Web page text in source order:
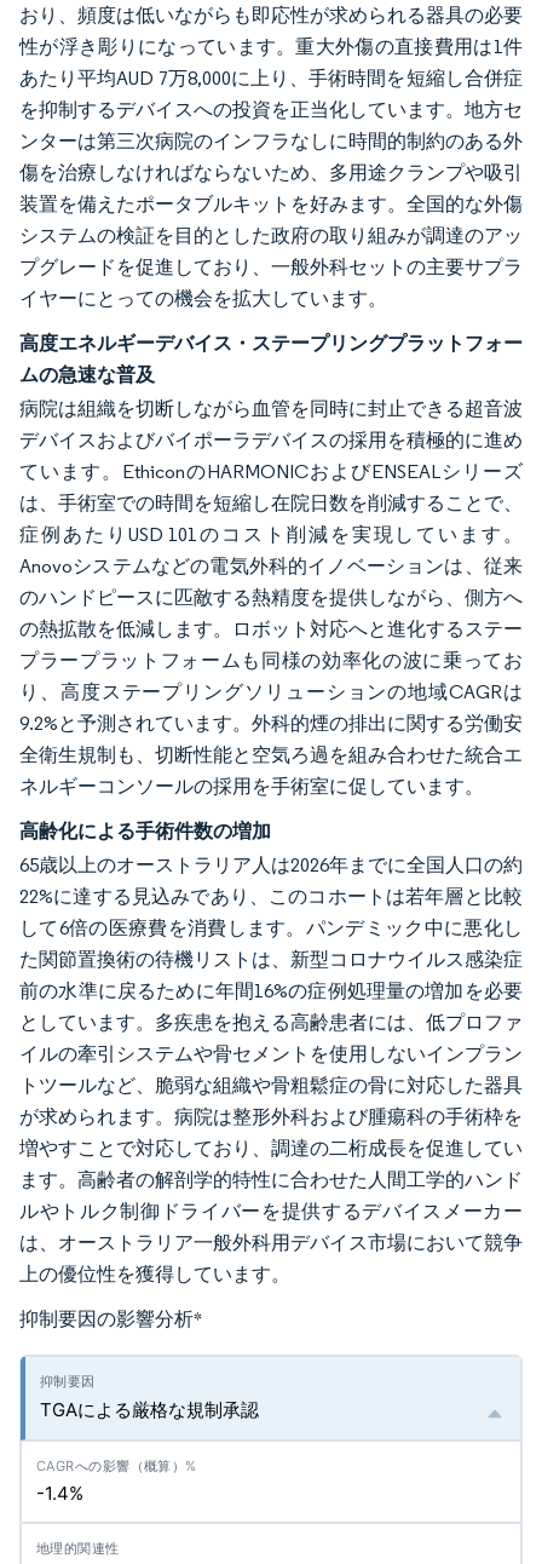
おり、頻度は低いながらも即応性が求められる器具の必要
性が浮き彫りになっています。重大外傷の直接費用は1件
あたり平均AUD 7万8,000に上り、手術時間を短縮し合併症
を抑制するデバイスへの投資を正当化しています。地方セ
ンターは第三次病院のインフラなしに時間的制約のある外
傷を治療しなければならないため、多用途クランプや吸引
装置を備えたポータブルキットを好みます。全国的な外傷
システムの検証を目的とした政府の取り組みが調達のアッ
プグレードを促進しており、一般外科セットの主要サプラ
イヤーにとっての機会を拡大しています。
高度エネルギーデバイス・ステープリングプラットフォー
ムの急速な普及
病院は組織を切断しながら血管を同時に封止できる超音波
デバイスおよびバイポーラデバイスの採用を積極的に進め
ています。EthiconのHARMONICおよびENSEALシリーズ
は、手術室での時間を短縮し在院日数を削減することで、
症例あたりUSD 101のコスト削減を実現しています。
Anovoシステムなどの電気外科的イノベーションは、従来
のハンドピースに匹敵する熱精度を提供しながら、側方へ
の熱拡散を低減します。ロボット対応へと進化するステー
プラープラットフォームも同様の効率化の波に乗ってお
り、高度ステープリングソリューションの地域CAGRは
9.2%と予測されています。外科的煙の排出に関する労働安
全衛生規制も、切断性能と空気ろ過を組み合わせた統合エ
ネルギーコンソールの採用を手術室に促しています。
高齢化による手術件数の増加
65歳以上のオーストラリア人は2026年までに全国人口の約
22%に達する見込みであり、このコホートは若年層と比較
して6倍の医療費を消費します。パンデミック中に悪化し
た関節置換術の待機リストは、新型コロナウイルス感染症
前の水準に戻るために年間16%の症例処理量の増加を必要
としています。多疾患を抱える高齢患者には、低プロファ
イルの牽引システムや骨セメントを使用しないインプラン
トツールなど、脆弱な組織や骨粗鬆症の骨に対応した器具
が求められます。病院は整形外科および腫瘍科の手術枠を
増やすことで対応しており、調達の二桁成長を促進してい
ます。高齢者の解剖学的特性に合わせた人間工学的ハンド
ルやトルク制御ドライバーを提供するデバイスメーカー
は、オーストラリア一般外科用デバイス市場において競争
上の優位性を獲得しています。
抑制要因の影響分析*
TGAによる厳格な規制承認
-1.4%